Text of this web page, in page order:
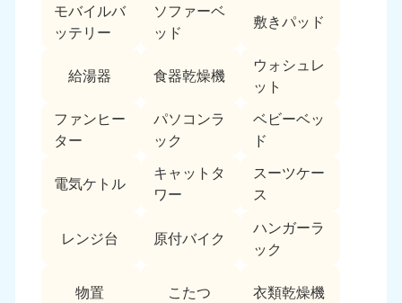
モバイルバ
ッテリー
ソファーベ
ッド
敷きパッド
給湯器 食器乾燥機
ウォシュレ
ット
ファンヒー
ター
パソコンラ
ック
ベビーベッ
ド
電気ケトル
キャットタ
ワー
スーツケー
ス
レンジ台 原付バイク
ハンガーラ
ック
物置 こたつ 衣類乾燥機